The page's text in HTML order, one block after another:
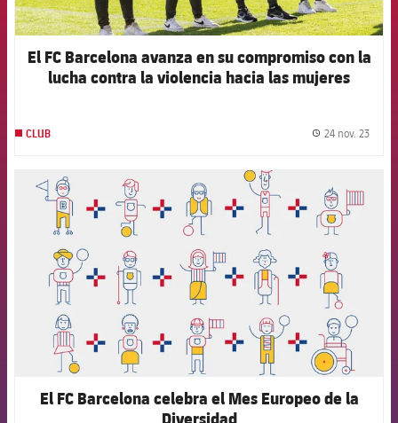
El FC Barcelona avanza en su compromiso con la
lucha contra la violencia hacia las mujeres
CLUB 24 nov. 23
FCB Barcelona badge
El FC Barcelona celebra el Mes Europeo de la
Diversidad